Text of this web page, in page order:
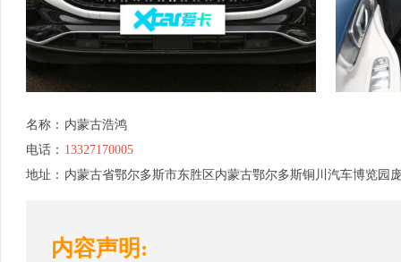
名称： 内蒙古浩鸿
电话： 13327170005
地址： 内蒙古省鄂尔多斯市东胜区内蒙古鄂尔多斯铜川汽车博览园
内容声明: